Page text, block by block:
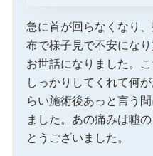
急に首が回らなくなり
布で様子見で不安にな
お世話になりました。
しっかりしてくれて何
らい施術後あっと言う
ました。あの痛みは噓
とうございました。